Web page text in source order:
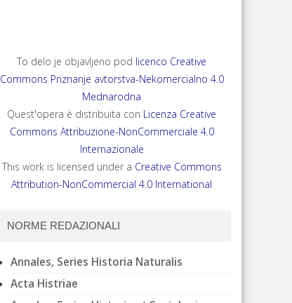
To delo je objavljeno pod licenco Creative
Commons Priznanje avtorstva-Nekomercialno 4.0
Mednarodna
Quest'opera è distribuita con Licenza Creative
Commons Attribuzione-NonCommerciale 4.0
Internazionale
This work is licensed under a Creative Commons
Attribution-NonCommercial 4.0 International
NORME REDAZIONALI
Annales, Series Historia Naturalis
Acta Histriae